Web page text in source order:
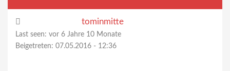
tominmitte
Last seen: vor 6 Jahre 10 Monate
Beigetreten: 07.05.2016 - 12:36